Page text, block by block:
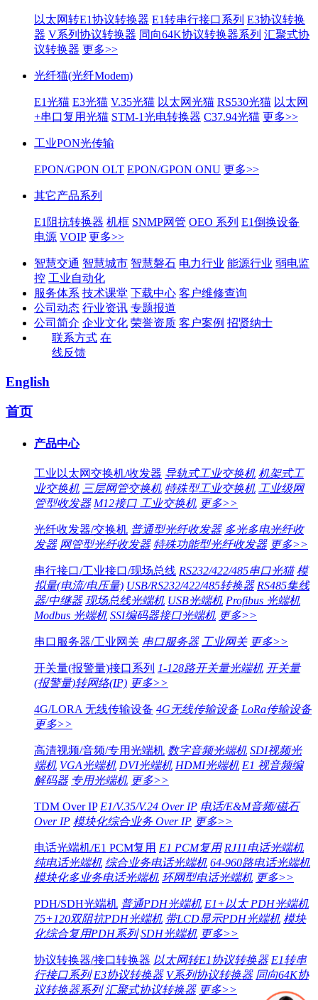
以太网转E1协议转换器 E1转串行接口系列 E3协议转换
器 V系列协议转换器 同向64K协议转换器系列 汇聚式协
议转换器 更多>>
光纤猫(光纤Modem)
E1光猫 E3光猫 V.35光猫 以太网光猫 RS530光猫 以太网
+串口复用光猫 STM-1光电转换器 C37.94光猫 更多>>
工业PON光传输
EPON/GPON OLT EPON/GPON ONU 更多>>
其它产品系列
E1阻抗转换器 机框 SNMP网管 OEO 系列 E1倒换设备
电源 VOIP 更多>>
智慧交通 智慧城市 智慧磐石 电力行业 能源行业 弱电监
控 工业自动化
服务体系 技术课堂 下载中心 客户维修查询
公司动态 行业资讯 专题报道
公司简介 企业文化 荣誉资质 客户案例 招贤纳士
联系方式 在
线反馈
English
首页
产品中心
工业以太网交换机/收发器 导轨式工业交换机 机架式工
业交换机 三层网管交换机 特殊型工业交换机 工业级网
管型收发器 M12接口 工业交换机 更多>>
光纤收发器/交换机 普通型光纤收发器 多光多电光纤收
发器 网管型光纤收发器 特殊功能型光纤收发器 更多>>
串行接口/工业接口/现场总线 RS232/422/485串口光猫 模
拟量(电流/电压量) USB/RS232/422/485转换器 RS485集线
器/中继器 现场总线光端机 USB光端机 Profibus 光端机
Modbus 光端机 SSI编码器接口光端机 更多>>
串口服务器/工业网关 串口服务器 工业网关 更多>>
开关量(报警量)接口系列 1-128路开关量光端机 开关量
(报警量)转网络(IP) 更多>>
4G/LORA 无线传输设备 4G无线传输设备 LoRa传输设备
更多>>
高清视频/音频/专用光端机 数字音频光端机 SDI视频光
端机 VGA光端机 DVI光端机 HDMI光端机 E1 视音频编
解码器 专用光端机 更多>>
TDM Over IP E1/V.35/V.24 Over IP 电话/E&M音频/磁石
Over IP 模块化综合业务 Over IP 更多>>
电话光端机/E1 PCM复用 E1 PCM复用 RJ11电话光端机
纯电话光端机 综合业务电话光端机 64-960路电话光端机
模块化多业务电话光端机 环网型电话光端机 更多>>
PDH/SDH光端机 普通PDH光端机 E1+以太 PDH光端机
75+120双阻抗PDH光端机 带LCD显示PDH光端机 模块
化综合复用PDH系列 SDH光端机 更多>>
协议转换器/接口转换器 以太网转E1协议转换器 E1转串
行接口系列 E3协议转换器 V系列协议转换器 同向64K协
议转换器系列 汇聚式协议转换器 更多>>